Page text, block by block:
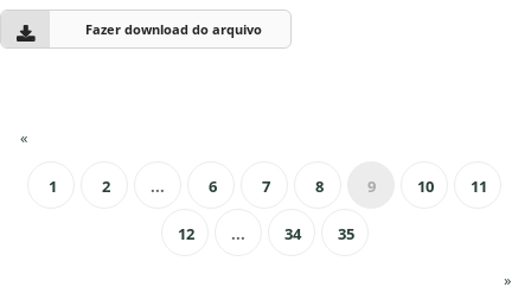
Fazer download do arquivo
«
1 2 ... 6 7 8 9 10 11
12 ... 34 35
»